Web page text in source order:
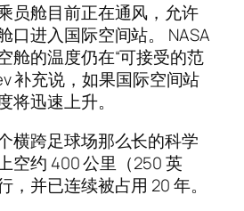
员舱目前正在通风，允许
口进入国际空间站。 NASA
舱的温度仍在“可接受的范
补充说，如果国际空间站
将迅速上升。
横跨足球场那么长的科学
空约 400 公里（250 英
，并已连续被占用 20 年。